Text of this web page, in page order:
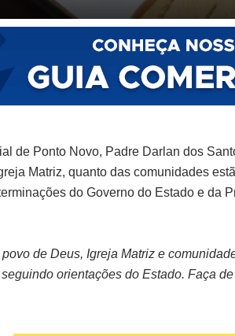
de Ponto Novo, Padre Darlan dos
Matriz, quanto das comunidades
do Governo do Estado e da
de Deus, Igreja Matriz e
orientações do Estado. Faça